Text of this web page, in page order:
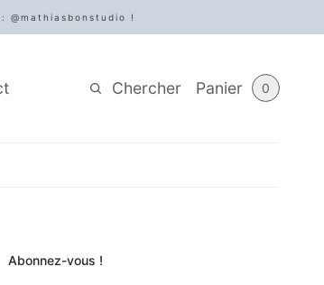
!
Chercher Panier 0
Abonnez-vous !